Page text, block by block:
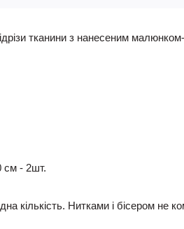
тканини з нанесеним
см - 2шт.
кількість. Нитками і бісером